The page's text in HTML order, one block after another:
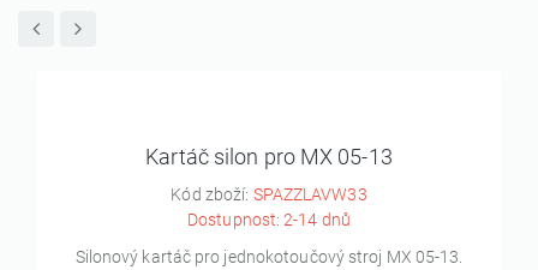
Kartáč silon pro MX 05-13
Kód zboží: SPAZZLAVW33
Dostupnost: 2-14 dnů
Silonový kartáč pro jednokotoučový stroj MX 05-13.